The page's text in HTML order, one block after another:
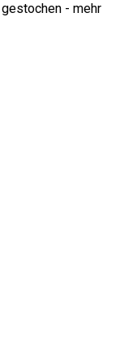
gestochen - mehr